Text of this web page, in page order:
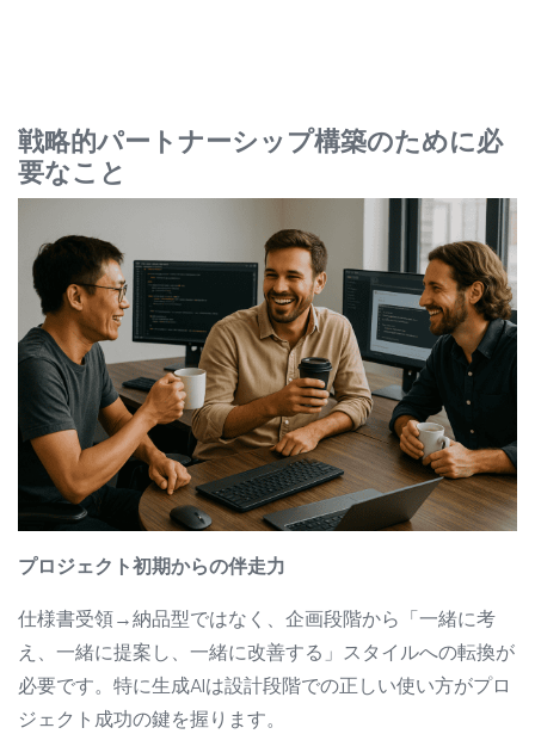
戦略的パートナーシップ構築のために必
要なこと
プロジェクト初期からの伴走力
仕様書受領→納品型ではなく、企画段階から「一緒に考
え、一緒に提案し、一緒に改善する」スタイルへの転換が
必要です。特に生成AIは設計段階での正しい使い方がプロ
ジェクト成功の鍵を握ります。